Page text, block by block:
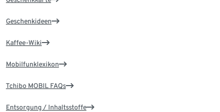
Geschenkideen
Kaffee-Wiki
Mobilfunklexikon
Tchibo MOBIL FAQs
Entsorgung / Inhaltsstoffe